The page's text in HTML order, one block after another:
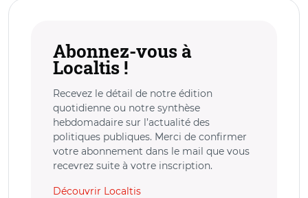
Abonnez-vous à
Localtis !
Recevez le détail de notre édition
quotidienne ou notre synthèse
hebdomadaire sur l’actualité des
politiques publiques. Merci de confirmer
votre abonnement dans le mail que vous
recevrez suite à votre inscription.
Découvrir Localtis